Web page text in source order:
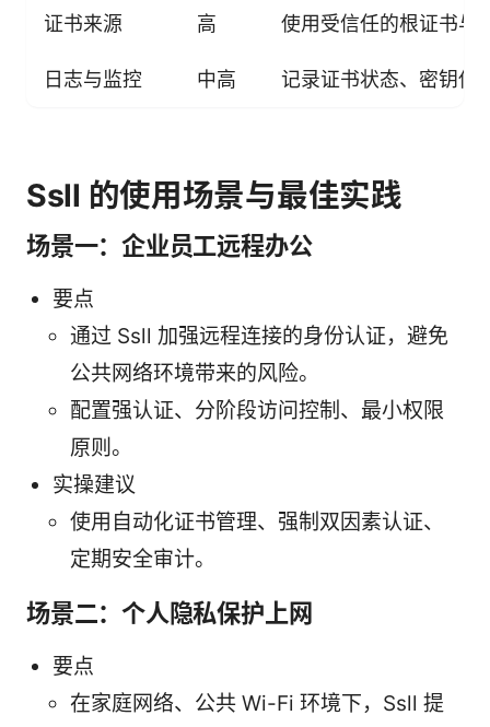
证书来源 高 使用受信任的根证书与
日志与监控 中高 记录证书状态、密钥使
Ssll 的使用场景与最佳实践
场景一：企业员工远程办公
要点
通过 Ssll 加强远程连接的身份认证，避免
公共网络环境带来的风险。
配置强认证、分阶段访问控制、最小权限
原则。
实操建议
使用自动化证书管理、强制双因素认证、
定期安全审计。
场景二：个人隐私保护上网
要点
在家庭网络、公共 Wi-Fi 环境下，Ssll 提